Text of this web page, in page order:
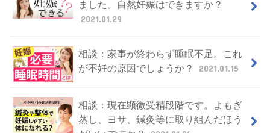
ました。自然妊娠はできますか？
2021.01.29
相談：家事が終わらず睡眠不足。これ
が不妊の原因でしょうか？
2021.01.15
相談：現在顕微受精段階です。よもぎ
蒸し、ヨサ、鍼灸等に取り組んだほう